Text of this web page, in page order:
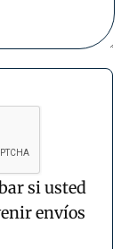
si usted
envíos